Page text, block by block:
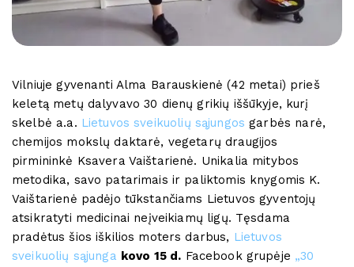
Vilniuje gyvenanti Alma Barauskienė (42 metai) prieš
keletą metų dalyvavo 30 dienų grikių iššūkyje, kurį
skelbė a.a. Lietuvos sveikuolių sąjungos garbės narė,
chemijos mokslų daktarė, vegetarų draugijos
pirmininkė Ksavera Vaištarienė. Unikalia mitybos
metodika, savo patarimais ir paliktomis knygomis K.
Vaištarienė padėjo tūkstančiams Lietuvos gyventojų
atsikratyti medicinai neįveikiamų ligų. Tęsdama
pradėtus šios iškilios moters darbus, Lietuvos
sveikuolių sąjunga kovo 15 d. Facebook grupėje „30